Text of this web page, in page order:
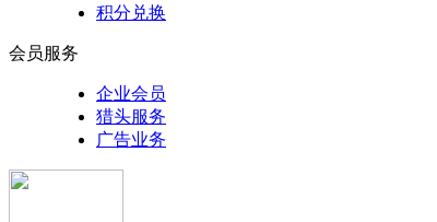
积分兑换
会员服务
企业会员
猎头服务
广告业务